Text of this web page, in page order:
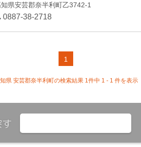
県安芸郡奈半利町乙3742-1
0887-38-2718
1
県 安芸郡奈半利町の検索結果 1件中 1 - 1 件を表示